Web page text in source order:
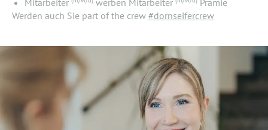
Mitarbeiter
werben Mitarbeiter
Prämie
Werden auch Sie part of the crew #dornseifercrew